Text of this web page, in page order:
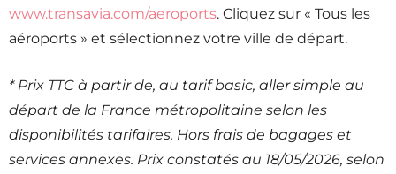
www.transavia.com/aeroports. Cliquez sur « Tous les
aéroports » et sélectionnez votre ville de départ.
* Prix TTC à partir de, au tarif basic, aller simple au
départ de la France métropolitaine selon les
disponibilités tarifaires. Hors frais de bagages et
services annexes. Prix constatés au 18/05/2026, selon